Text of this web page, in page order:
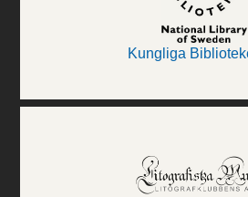
Kungliga